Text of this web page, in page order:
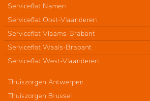
Serviceflat Namen
Serviceflat Oost-Vlaanderen
Serviceflat Vlaams-Brabant
Serviceflat Waals-Brabant
Serviceflat West-Vlaanderen
Thuiszorgen Antwerpen
Thuiszorgen Brussel